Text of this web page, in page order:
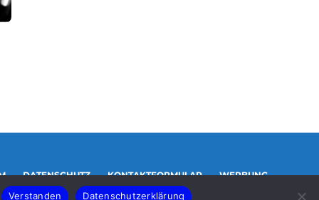
DATENSCHUTZ KONTAKTFORMULAR WERBUNG
Verstanden Datenschutzerklärung